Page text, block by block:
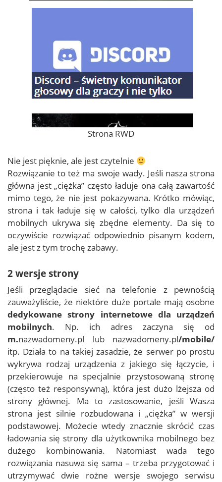
Strona RWD
Nie jest pięknie, ale jest czytelnie
Rozwiązanie to też ma swoje wady. Jeśli nasza strona
główna jest „ciężka” często ładuje ona całą zawartość
mimo tego, że nie jest pokazywana. Krótko mówiąc,
strona i tak ładuje się w całości, tylko dla urządzeń
mobilnych ukrywa się zbędne elementy. Da się to
oczywiście rozwiązać odpowiednio pisanym kodem,
ale jest z tym trochę zabawy.
2 wersje strony
Jeśli przeglądacie sieć na telefonie z pewnością
zauważyliście, że niektóre duże portale mają osobne
dedykowane strony internetowe dla urządzeń
mobilnych. Np. ich adres zaczyna się od
m.nazwadomeny.pl lub nazwadomeny.pl/mobile/
itp. Działa to na takiej zasadzie, że serwer po prostu
wykrywa rodzaj urządzenia z jakiego się łączycie, i
przekierowuje na specjalnie przystosowaną stronę
(często też responsywną), która jest dużo lżejsza od
strony głównej. Ma to zastosowanie, jeśli Wasza
strona jest silnie rozbudowana i „ciężka” w wersji
podstawowej. Możecie wtedy znacznie skrócić czas
ładowania się strony dla użytkownika mobilnego bez
dużego kombinowania. Natomiast wada tego
rozwiązania nasuwa się sama – trzeba przygotować i
utrzymywać dwie rożne wersje swojego serwisu